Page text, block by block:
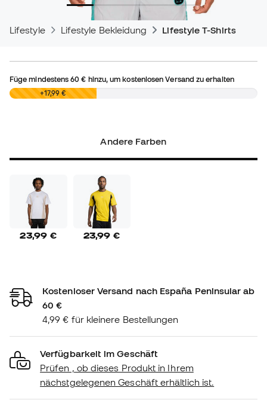
Lifestyle Lifestyle Bekleidung Lifestyle T-Shirts
Füge mindestens60 € hinzu, um kostenlosen Versand zu erhalten
0,00 € +17,99 €
Andere Farben
23,99 € 23,99 €
Kostenloser Versand nach España Peninsular ab
60 €
4,99 € für kleinere Bestellungen
Verfügbarkeit im Geschäft
Prüfen , ob dieses Produkt in Ihrem
nächstgelegenen Geschäft erhältlich ist.